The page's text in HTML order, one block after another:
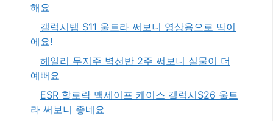
해요
갤럭시탭 S11 울트라 써보니 영상용으로 딱이
에요!
헤일리 무지주 벽선반 2주 써보니 실물이 더
예뻐요
ESR 할로락 맥세이프 케이스 갤럭시S26 울트
라 써보니 좋네요